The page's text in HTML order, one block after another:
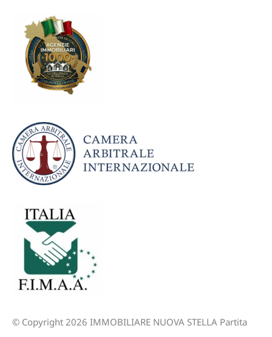
© Copyright 2026 IMMOBILIARE NUOVA STELLA Partita